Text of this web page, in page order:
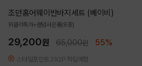
조던홈어웨이반바지세트 (베이비)
위클리특가+랜덤사은품(8종)
29,200원 65,000원 55%
스타일포인트 292P 적립예정